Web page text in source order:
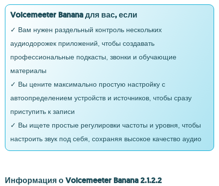
Voicemeeter Banana для вас, если
✓ Вам нужен раздельный контроль нескольких
аудиодорожек приложений, чтобы создавать
профессиональные подкасты, звонки и обучающие
материалы
✓ Вы цените максимально простую настройку с
автоопределением устройств и источников, чтобы сразу
приступить к записи
✓ Вы ищете простые регулировки частоты и уровня, чтобы
настроить звук под себя, сохраняя высокое качество аудио
Информация о Voicemeeter Banana 2.1.2.2